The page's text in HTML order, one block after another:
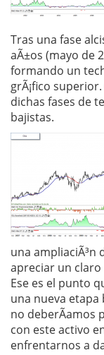
Tras una fase
aÃ±os (mayo de
formando un
grÃ¡fico
dichas fases de
bajistas.
una ampliaciÃ³n
apreciar un claro
Ese es el punto
una nueva
no deberÃ­amos
con este activo
enfrentarnos a